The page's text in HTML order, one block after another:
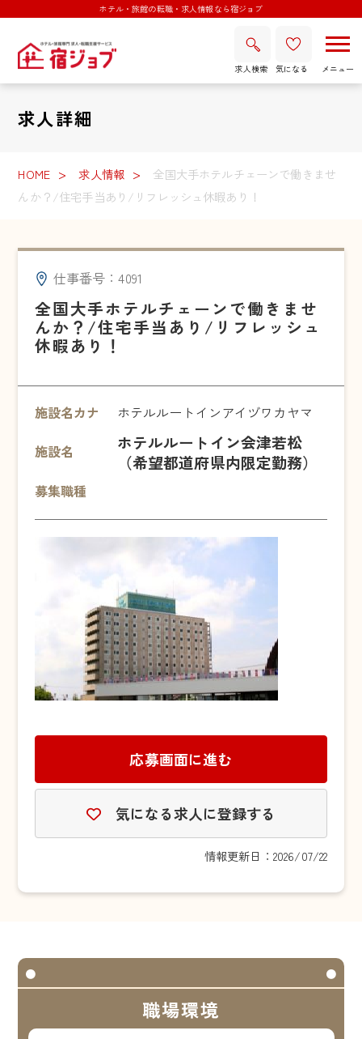
ホテル・旅館の転職・求人情報なら宿ジョブ
求人検索 気になる
求人詳細
HOME 求人情報
全国大手ホテルチェーンで働きませ
んか？/住宅手当あり/リフレッシュ休暇あり！
仕事番号：4091
全国大手ホテルチェーンで働きませ
んか？/住宅手当あり/リフレッシュ
休暇あり！
施設名カナ
ホテルルートインアイヅワカヤマ
施設名
ホテルルートイン会津若松
（希望都道府県内限定勤務）
募集職種
応募画面に進む
気になる求人に登録する
情報更新日：2026/07/22
職場環境